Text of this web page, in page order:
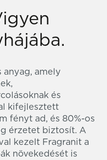
anyag, amely
és
kifejlesztett
fényt ad, és 80%-os
érzetet biztosít. A
kezelt Fragranit a
növekedését is